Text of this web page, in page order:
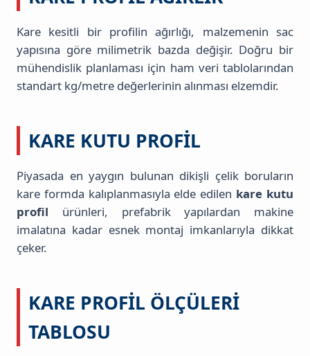
Kare kesitli bir profilin ağırlığı, malzemenin sac
yapısına göre milimetrik bazda değişir. Doğru bir
mühendislik planlaması için ham veri tablolarından
standart kg/metre değerlerinin alınması elzemdir.
KARE KUTU PROFIL
Piyasada en yaygın bulunan dikişli çelik boruların
kare formda kalıplanmasıyla elde edilen kare kutu
profil ürünleri, prefabrik yapılardan makine
imalatına kadar esnek montaj imkanlarıyla dikkat
çeker.
KARE PROFIL ÖLÇÜLERI
TABLOSU